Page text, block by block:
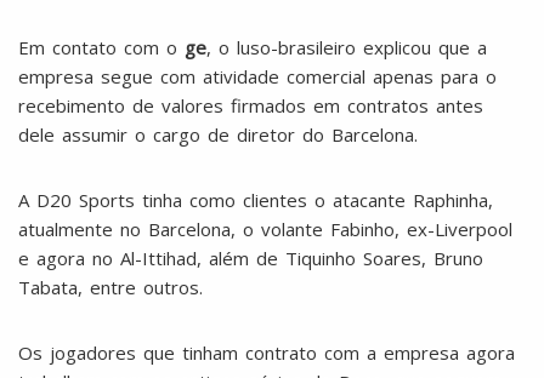
Em contato com o ge, o luso-brasileiro explicou que a
empresa segue com atividade comercial apenas para o
recebimento de valores firmados em contratos antes
dele assumir o cargo de diretor do Barcelona.
A D20 Sports tinha como clientes o atacante Raphinha,
atualmente no Barcelona, o volante Fabinho, ex-Liverpool
e agora no Al-Ittihad, além de Tiquinho Soares, Bruno
Tabata, entre outros.
Os jogadores que tinham contrato com a empresa agora